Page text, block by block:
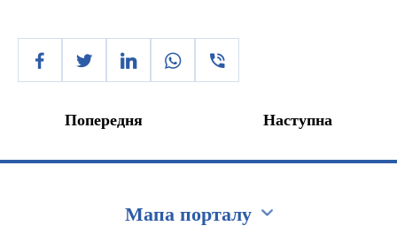
Попередня Наступна
Мапа порталу